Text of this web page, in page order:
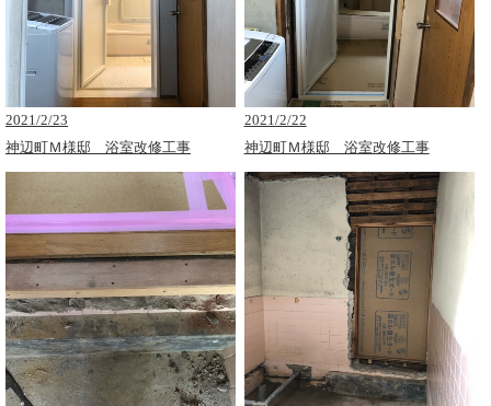
2021/2/23
神辺町Ｍ様邸 浴室改修工事
2021/2/22
神辺町Ｍ様邸 浴室改修工事